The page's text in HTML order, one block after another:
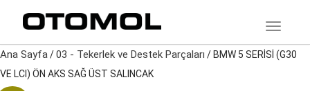
Ana Sayfa/03 - Tekerlek ve Destek Parçaları / BMW 5 SERİSİ (G30
VE LCI) ÖN AKS SAĞ ÜST SALINCAK